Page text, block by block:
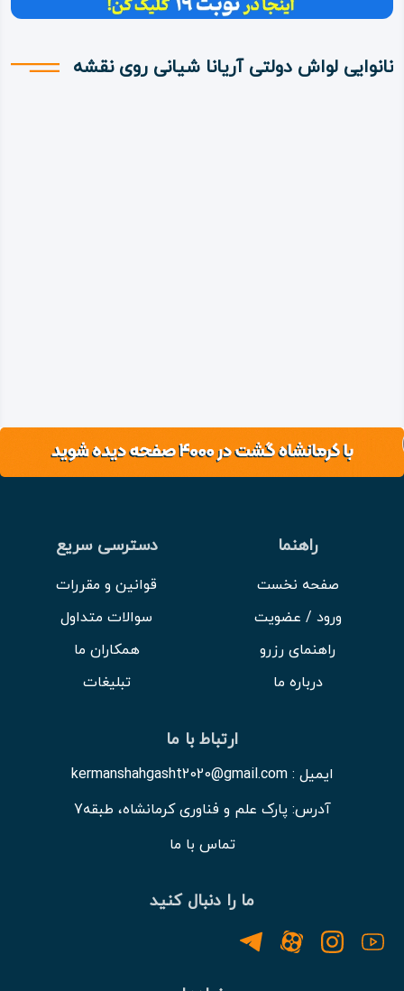
نانوایی لواش دولتی آریانا شیانی روی نقشه
راهنما
صفحه نخست
ورود / عضویت
راهنمای رزرو
درباره ما
دسترسی سریع
قوانین و مقررات
سوالات متداول
همکاران ما
تبلیغات
ارتباط با ما
ایمیل : kermanshahgasht2020@gmail.com
آدرس: پارک علم و فناوری کرمانشاه، طبقه7
تماس با ما
ما را دنبال کنید